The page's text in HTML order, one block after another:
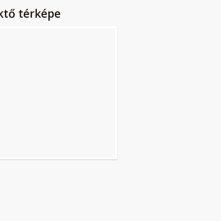
térképe